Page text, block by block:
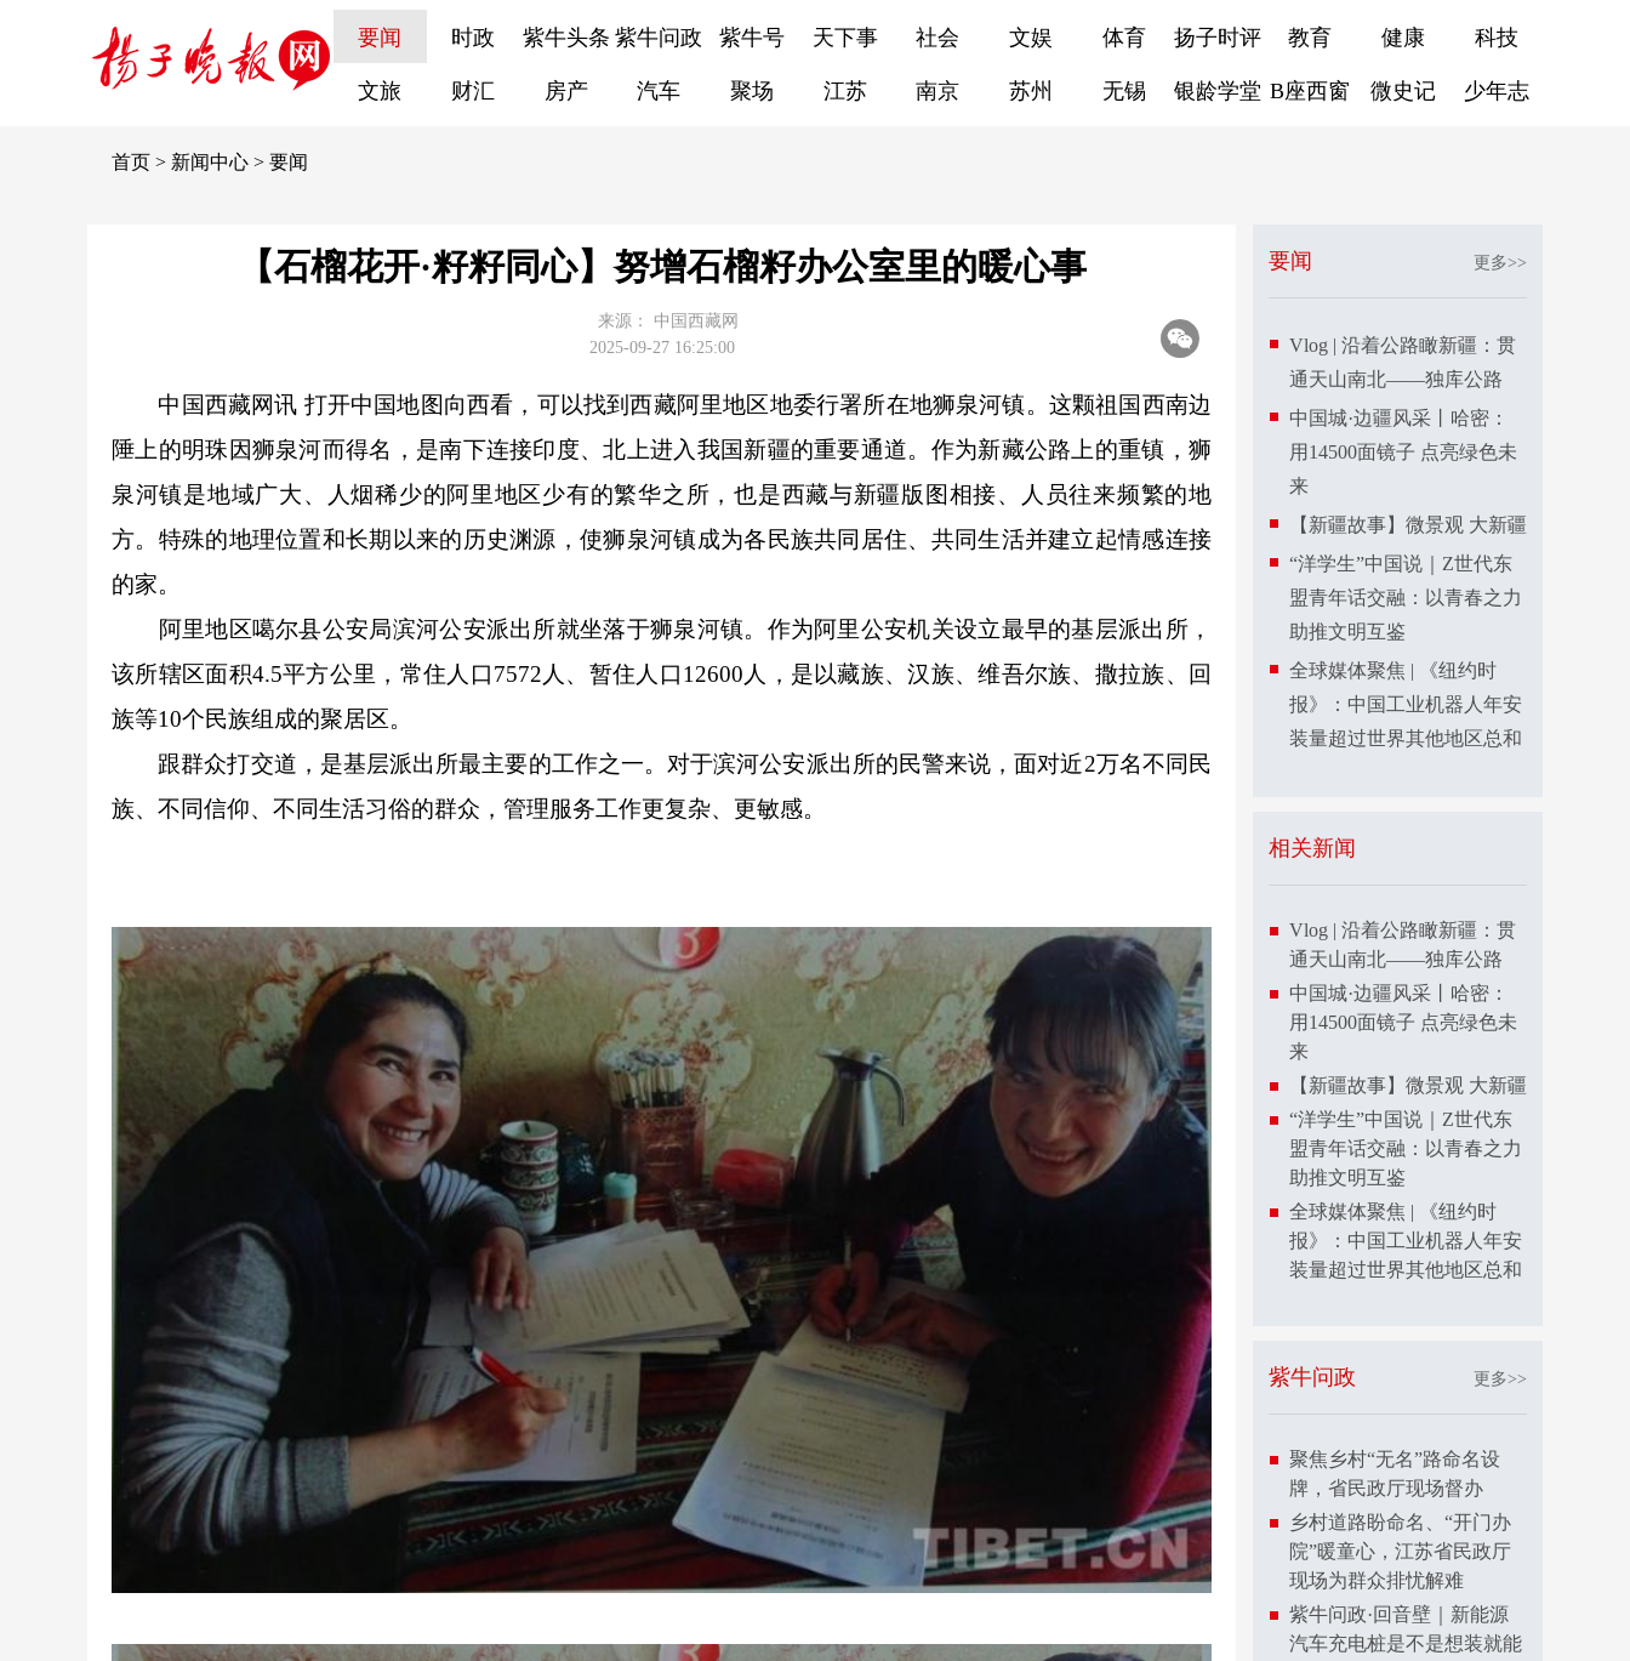
要闻 时政 紫牛头条 紫牛问政 紫牛号 天下事 社会 文娱 体育 扬子时评 教育 健康 科技
文旅 财汇 房产 汽车 聚场 江苏 南京 苏州 无锡 银龄学堂 B座西窗 微史记 少年志
首页 > 新闻中心 > 要闻
【石榴花开·籽籽同心】努增石榴籽办公室里的暖心事
来源：
中国西藏网
2025-09-27 16:25:00
中国西藏网讯 打开中国地图向西看，可以找到西藏阿里地区地委行署所在地狮泉河镇。这颗祖国西南边
陲上的明珠因狮泉河而得名， 是南下连接印度、北上进入我国新疆的重要通道。 作为新藏公路上的重镇，狮
泉河镇是地域广大、人烟稀少的阿里地区少有的繁华之所 ，也是西藏与新疆版图相接、人员往来频繁的地
方。特殊的地理位置和长期以来的历史渊源，使狮泉河镇成为各民族共同居住、共同生活并建立起情感连接
的家。
阿里地区噶尔县公安局滨河公安派出所就坐落于狮泉河镇。作为阿里公安机关设立最早的基层派出所，
该所辖区面积4.5平方公里，常住人口7572人、暂住人口12600人，是以藏族、汉族、维吾尔族、撒拉族、回
族等10个民族组成的聚居区。
跟群众打交道，是基层派出所最主要的工作之一。对于滨河公安派出所的民警来说，面对近2万名不同民
族、 不同信仰、不同生活习俗的群众，管理服务工作更复杂、更敏感。
要闻 更多>>
Vlog | 沿着公路瞰新疆：贯
通天山南北——独库公路
中国城·边疆风采丨哈密：
用14500面镜子 点亮绿色未
来
【新疆故事】微景观 大新疆
“洋学生”中国说｜Z世代东
盟青年话交融：以青春之力
助推文明互鉴
全球媒体聚焦 | 《纽约时
报》：中国工业机器人年安
装量超过世界其他地区总和
相关新闻
Vlog | 沿着公路瞰新疆：贯
通天山南北——独库公路
中国城·边疆风采丨哈密：
用14500面镜子 点亮绿色未
来
【新疆故事】微景观 大新疆
“洋学生”中国说｜Z世代东
盟青年话交融：以青春之力
助推文明互鉴
全球媒体聚焦 | 《纽约时
报》：中国工业机器人年安
装量超过世界其他地区总和
紫牛问政 更多>>
聚焦乡村“无名”路命名设
牌，省民政厅现场督办
乡村道路盼命名、“开门办
院”暖童心，江苏省民政厅
现场为群众排忧解难
紫牛问政·回音壁｜新能源
汽车充电桩是不是想装就能